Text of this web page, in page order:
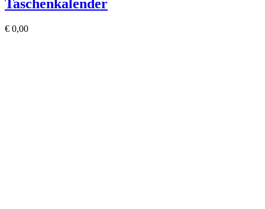
Taschenkalender
€ 0,00